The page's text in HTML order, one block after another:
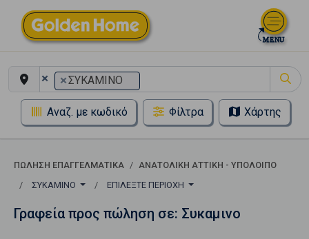
× ×ΣΥΚΑΜΙΝΟ
Αναζ. με κωδικό Φίλτρα Χάρτης
ΠΏΛΗΣΗ ΕΠΑΓΓΕΛΜΑΤΙΚΆ
ΑΝΑΤΟΛΙΚΗ ΑΤΤΙΚΗ - ΥΠΟΛΟΙΠΟ
ΣΥΚΑΜΙΝΟ
ΕΠΙΛΈΞΤΕ ΠΕΡΙΟΧΉ
Γραφεία προς πώληση σε: Συκαμινο